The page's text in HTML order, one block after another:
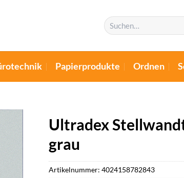
Suchen
nach:
Papierprodukte Ordnen
Ultradex
grau
Artikelnummer: 4024158782843